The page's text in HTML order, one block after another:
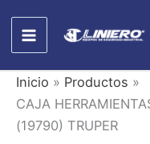
contenido
Inicio
Productos
CAJA
(19790) TRUPER